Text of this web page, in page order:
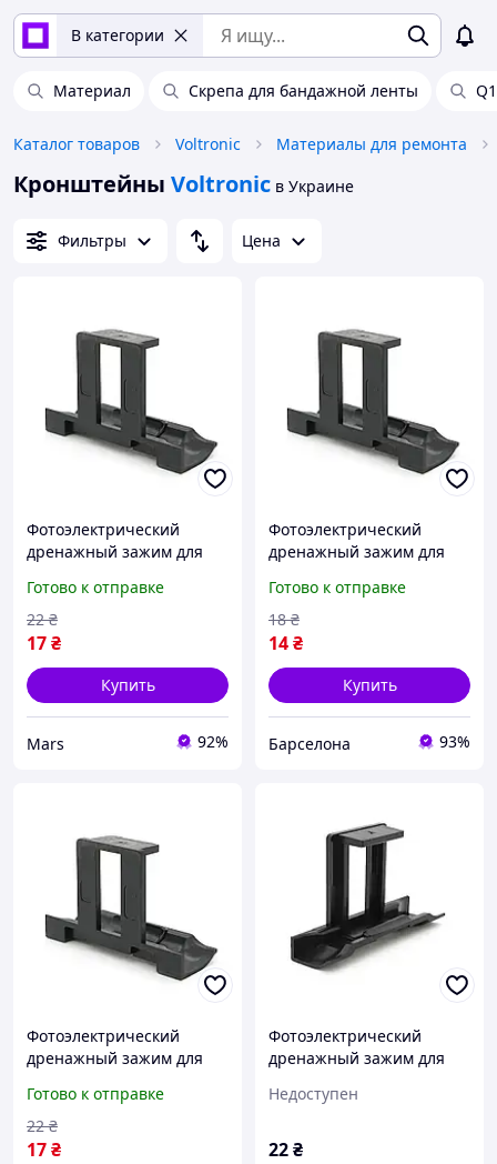
В категории
Материал Скрепа для бандажной ленты
Каталог товаров Voltronic Материалы для ремонта
Кронштейны Voltronic в Украине
Фильтры Цена
Фотоэлектрический
дренажный зажим для
Готово к отправке
17₴
22 ₴
Купить
Mars 92%
Фотоэлектрический
дренажный зажим для
Готово к отправке
14₴
18 ₴
Купить
Барселона 93%
Фотоэлектрический
дренажный зажим для
buzyna
Готово к отправке
17₴
22 ₴
Фотоэлектрический
дренажный зажим для
garage
Недоступен
22₴